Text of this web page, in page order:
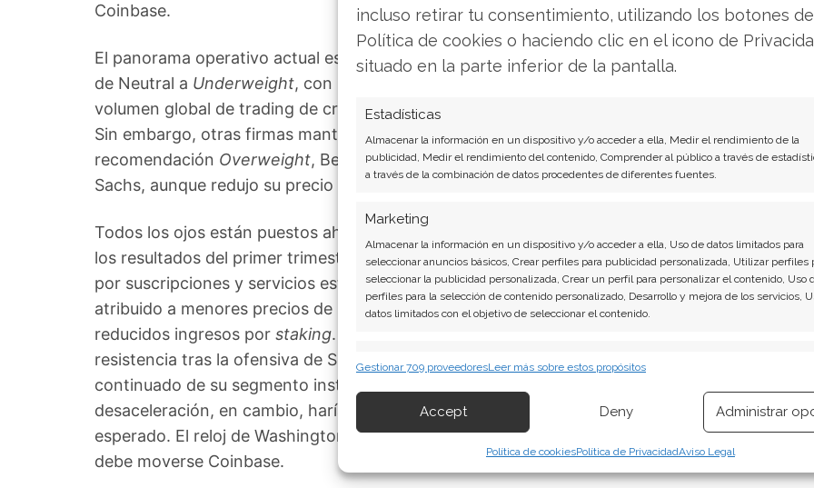
incluso retirar tu consentimiento, utilizando los botones
Política de cookies o haciendo clic en el icono de
situado en la parte inferior de la pantalla.
Estadísticas
Almacenar la información en un dispositivo y/o acceder a ella, Medir el rendimiento de la
publicidad, Medir el rendimiento del contenido, Comprender al público a través de
a través de la combinación de datos procedentes de diferentes fuentes.
Marketing
Almacenar la información en un dispositivo y/o acceder a ella, Uso de datos limitados para
seleccionar anuncios básicos, Crear perfiles para publicidad personalizada, Utilizar perfiles
seleccionar la publicidad personalizada, Crear un perfil para personalizar el contenido, Uso
perfiles para la selección de contenido personalizado, Desarrollo y mejora de los servicios,
datos limitados con el objetivo de seleccionar el contenido.
Vincular diferentes dispositivos, Identificación de dispositivos en función de la
información transmitida de forma automática.
Garantizar la seguridad, evitar y detectar fraudes, y eliminar
fallos, Ofrecer y presentar publicidad y contenido, Guardar y
Gestionar 709 proveedoresLeer más sobre estos propósitos
Accept Deny Administrar
Política de cookiesPolítica de PrivacidadAviso Legal
Coinbase.
El panorama operativo actual es mixto. Barclays ha rebajado la calificación de la acción
de Neutral a Underweight, con un precio objetivo de 140 dólares, advirtiendo que el
volumen global de trading de cripto ha caído a su nivel más bajo desde finales de 2023.
Sin embargo, otras firmas mantienen el optimismo: Cantor Fitzgerald reafirmó su
recomendación Overweight, Bernstein sostiene un objetivo de 330 dólares y Goldman
Sachs, aunque redujo su precio objetivo, mantuvo su opinión de compra.
Todos los ojos están puestos ahora en el 7 de mayo
los resultados del primer trimestre de 2026. La compañía ha anticipado que los ingresos
por suscripciones y servicios estarán entre 550 y 630 millones de dólares, un descenso
atribuido a menores precios de las criptomonedas, tipos de interés más bajos y
reducidos ingresos por staking. Este informe será el primer examen real de su
resistencia tras la ofensiva de Schwab y la expansión de Kraken. El rendimiento
continuado de su segmento institucional podría mitigar la presión competitiva; una
desaceleración, en cambio, haría que la guerra de precios se sintiera mucho antes de lo
esperado. El reloj de Washington y la competencia en Wall Street marcan el ritmo al que
debe moverse Coinbase.